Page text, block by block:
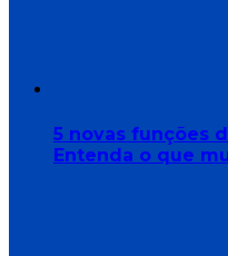
5 novas funções
Entenda o que